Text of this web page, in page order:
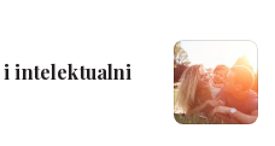
intelektualni